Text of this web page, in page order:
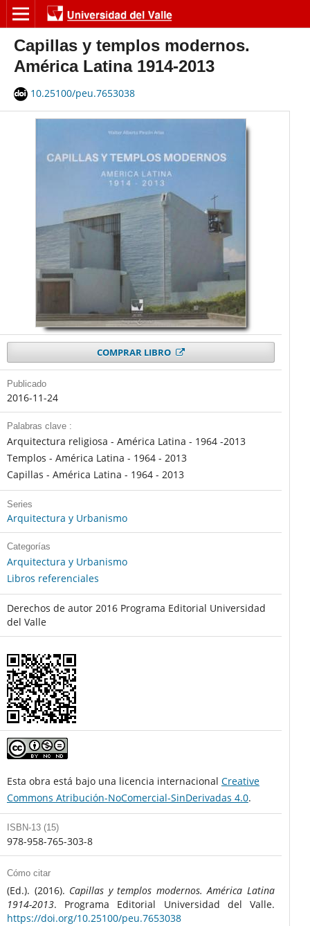
Capillas y templos modernos.
América Latina 1914-2013
10.25100/peu.7653038
COMPRAR LIBRO
Publicado
2016-11-24
Palabras clave :
Arquitectura religiosa - América Latina - 1964 -2013
Templos - América Latina - 1964 - 2013
Capillas - América Latina - 1964 - 2013
Series
Arquitectura y Urbanismo
Categorías
Arquitectura y Urbanismo
Libros referenciales
Derechos de autor 2016 Programa Editorial Universidad
del Valle
Esta obra está bajo una licencia internacional Creative
Commons Atribución-NoComercial-SinDerivadas 4.0.
ISBN-13 (15)
978-958-765-303-8
Cómo citar
(Ed.). (2016). Capillas y templos modernos. América Latina
1914-2013. Programa Editorial Universidad del Valle.
https://doi.org/10.25100/peu.7653038